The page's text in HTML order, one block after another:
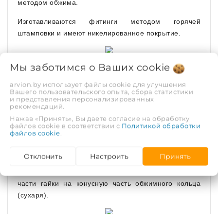
методом обжима.
Изготавливаются фитинги методом горячей
штамповки и имеют никелированное покрытие.
В проточках штуцера установлены два
уплотнительных кольца из EPDM. Торец трубы
контактирует с изоляционной прокладкой из PTFE
(тефлон), которая предотвращает появление
гальванической пары между алюминием трубы и
латунью.
Закрепление трубы на фитинге производится
посредством обжимного кольца (сухаря), которое
части гайки на конусную часть обжимного кольца
(сухаря).
Мы заботимся о Ваших cookie
arvion.by использует файлы cookie для улучшения
Вашего пользовательского опыта, сбора статистики
и представления персонализированных
рекомендаций.
Нажав «Принять», Вы даете согласие на обработку
файлов cookie в соответствии с Политикой обработки
файлов cookie
Отклонить Настроить Принять